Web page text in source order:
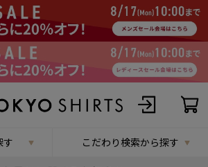
す こだわり検索から探す